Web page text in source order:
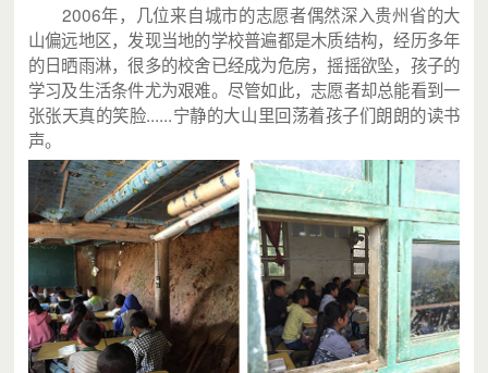
雅典娜 每月支持66.00元
爱心人士 每月支持66.00元
岁月静好 每月支持66.00元
黄佩韵Ayun🦙 每月支持66.00元
XTree 每月支持33.00元
2006年，几位来自城市的志愿者偶然深入贵州省的大
山偏远地区，发现当地的学校普遍都是木质结构，经历多年
的日晒雨淋，很多的校舍已经成为危房，摇摇欲坠，孩子的
学习及生活条件尤为艰难。尽管如此，志愿者却总能看到一
张张天真的笑脸......宁静的大山里回荡着孩子们朗朗的读书
声。